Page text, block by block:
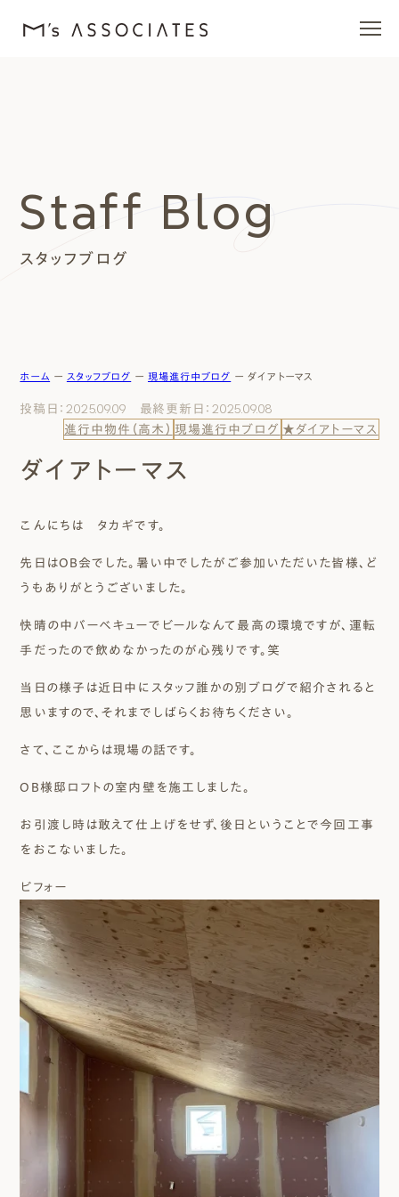
エムズを愛する人たち
施工事例
エムズのこと
0120-40-6613
ファーストプランを試す
スタッフブログ
Staff Blog
ホーム ー スタッフブログ ー 現場進行中ブログ ー ダイアトーマス
投稿日：2025.09.09 最終更新日：2025.09.08
進行中物件（高木） 現場進行中ブログ ★ダイアトーマス
ダイアトーマス
こんにちは タカギです。
先日はOB会でした。暑い中でしたがご参加いただいた皆様、ど
うもありがとうございました。
快晴の中バーベキューでビールなんて最高の環境ですが、運転
手だったので飲めなかったのが心残りです。笑
当日の様子は近日中にスタッフ誰かの別ブログで紹介されると
思いますので、それまでしばらくお待ちください。
さて、ここからは現場の話です。
OB様邸ロフトの室内壁を施工しました。
お引渡し時は敢えて仕上げをせず、後日ということで今回工事
をおこないました。
ビフォー